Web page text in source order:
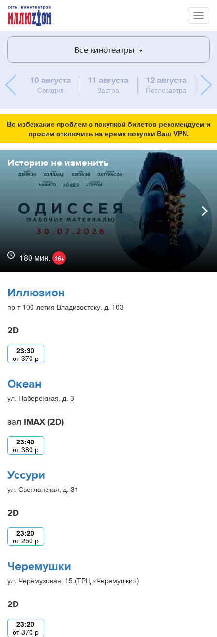
Все кинотеатры
10 августа
Сегодня
11 августа
Завтра
12 августа
Послезавтра
13
Во избежание проблем с покупкой билетов рекомендуем и
просим отключить на время покупки Ваш VPN.
Историю не изменить
180 мин. 16+
Иллюзион
пр-т 100-летия Владивостоку, д. 103
2D
23:30
от370 р
Океан
ул. Набережная, д. 3
зал IMAX (2D)
23:40
от380 р
Уссури
ул. Светланская, д. 31
2D
23:20
от250 р
Черемушки
ул. Черёмуховая, 15 (ТРЦ «Черемушки»)
2D
23:20
от370 р